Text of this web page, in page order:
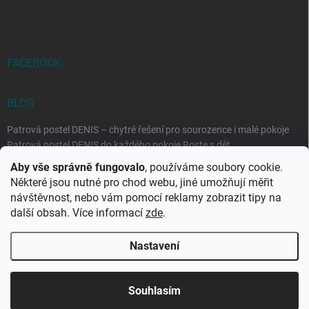
Aby vše správně fungovalo, používáme soubory cookie.
Některé jsou nutné pro chod webu, jiné umožňují měřit
návštěvnost, nebo vám pomocí reklamy zobrazit tipy na
další obsah. Více informací zde.
Nastavení
Souhlasím
FACEBOOK
BLOG
Patrová postel DENIS – chytré řešení pro sourozence i malé pokoje
Patrová postel DENIS do každého pokoje Roste s dět...
Rozkládací postele RELAX – ideální řešení pro malé prostory i
každodenní spaní
Rozkládací postel, která se přizpůsobí vašemu živo...
Copyright 2026DK-obchod.cz. Všechna práva vyhrazena.Upravit
nastavení cookies